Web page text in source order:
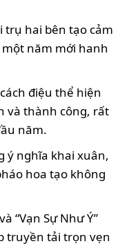
trụ hai bên tạo cảm
năm mới hanh
điệu thể hiện
và thành công, rất
năm.
ý nghĩa khai xuân,
hoa tạo không
“Vạn Sự Như Ý”
truyền tải trọn vẹn